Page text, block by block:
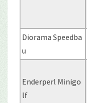
Diorama Speedba
u
Enderperl Minigo
lf